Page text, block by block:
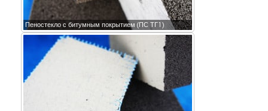
Пеностекло с битумным покрытием (ПС ТГ1)